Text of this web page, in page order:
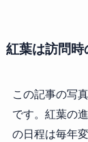
紅葉は訪問
この記事の写
です。紅葉の
の日程は毎年